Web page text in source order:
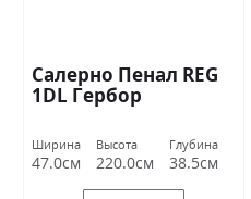
Салерно Пенал REG
1DL Гербор
Ширина
47.0см
Высота
220.0см
Глубина
38.5см